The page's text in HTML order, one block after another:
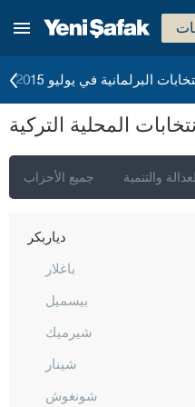
البرلمانية في يوليو 2015
المحلية التركية
جميع الأحزاب والتنمية
بوردور
جناق قلعة
شانكيري
دينيزلي
دياربكر
باغلار
بيسميل
شيرميك
شينار
شونغوش